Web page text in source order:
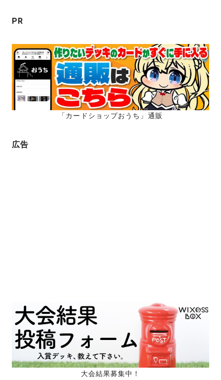
ン
PR
「カードショップおうち」通販
広告
大会結果募集中！